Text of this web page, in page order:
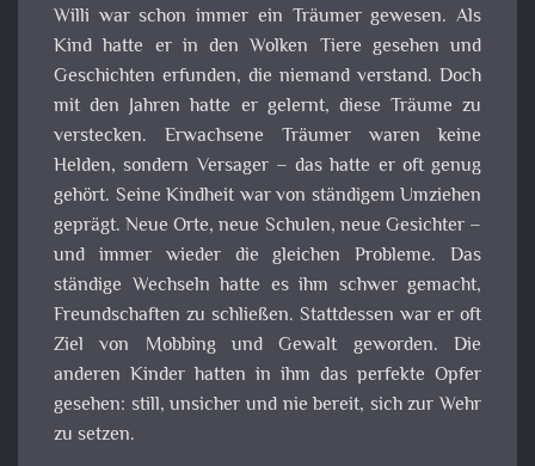
Willi war schon immer ein Träumer gewesen. Als
Kind hatte er in den Wolken Tiere gesehen und
Geschichten erfunden, die niemand verstand. Doch
mit den Jahren hatte er gelernt, diese Träume zu
verstecken. Erwachsene Träumer waren keine
Helden, sondern Versager – das hatte er oft genug
gehört. Seine Kindheit war von ständigem Umziehen
geprägt. Neue Orte, neue Schulen, neue Gesichter –
und immer wieder die gleichen Probleme. Das
ständige Wechseln hatte es ihm schwer gemacht,
Freundschaften zu schließen. Stattdessen war er oft
Ziel von Mobbing und Gewalt geworden. Die
anderen Kinder hatten in ihm das perfekte Opfer
gesehen: still, unsicher und nie bereit, sich zur Wehr
zu setzen.